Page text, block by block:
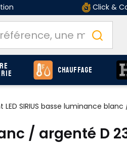
Click &
Chauffage
LED SIRIUS basse luminance
/ argenté D